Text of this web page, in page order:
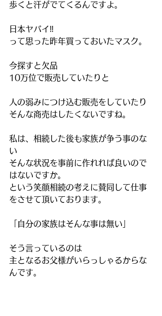
歩くと汗がでてくるんですよ。
日本ヤバイ‼︎
って思った昨年買っておいたマスク。
今探すと欠品
10万位で販売していたりと
人の弱みにつけ込む販売をしていたり
そんな商売はしたくないですね。
私は、相続した後も家族が争う事のな
い
そんな状況を事前に作れれば良いので
はないですか。
という笑顔相続の考えに賛同して仕事
をさせて頂いております。
「自分の家族はそんな事は無い」
そう言っているのは
主となるお父様がいらっしゃるからな
んです。